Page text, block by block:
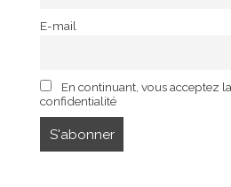
E-mail
En continuant, vous acceptez
confidentialité